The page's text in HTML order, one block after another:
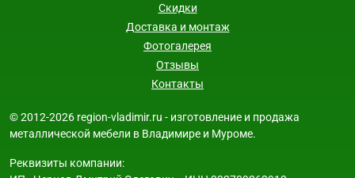
Скидки
Доставка и монтаж
Фотогалерея
Отзывы
Контакты
© 2012-2026 region-vladimir.ru - изготовление и продажа
металлической мебели в Владимире и Муроме.
Реквизиты компании: